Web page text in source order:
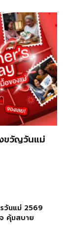
ขวัญวันแม่
วันแม่ 2569
คุ้มสบาย